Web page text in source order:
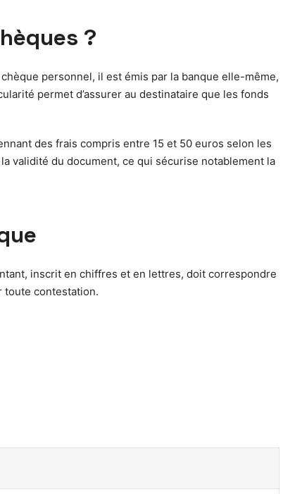
?
personnel, il est émis par la banque elle-même,
permet d’assurer au destinataire que les fonds
des frais compris entre 15 et 50 euros selon les
validité du document, ce qui sécurise notablement la
inscrit en chiffres et en lettres, doit correspondre
toute contestation.